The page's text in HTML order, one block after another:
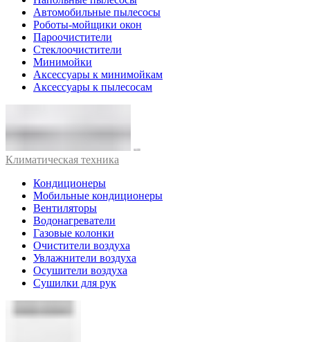
Автомобильные пылесосы
Роботы-мойщики окон
Пароочистители
Стеклоочистители
Минимойки
Аксессуары к минимойкам
Аксессуары к пылесосам
Климатическая техника
Кондиционеры
Мобильные кондиционеры
Вентиляторы
Водонагреватели
Газовые колонки
Очистители воздуха
Увлажнители воздуха
Осушители воздуха
Сушилки для рук